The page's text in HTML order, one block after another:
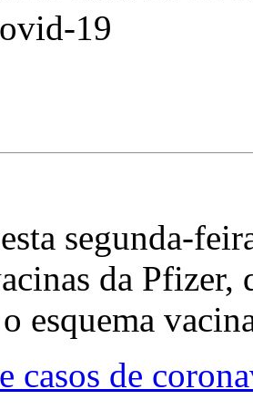
19
segunda-
da Pfizer,
esquema
casos de